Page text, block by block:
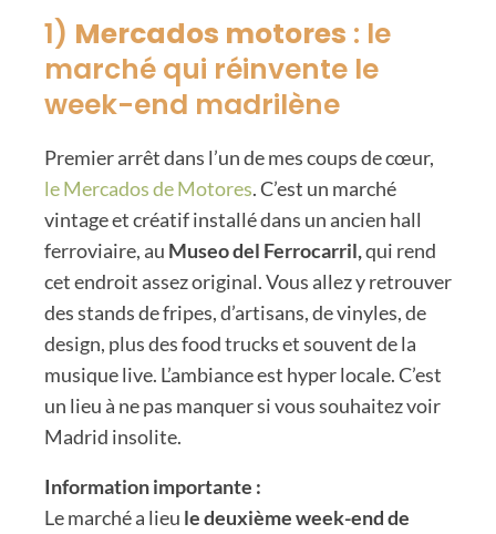
1) Mercados motores : le
marché qui réinvente le
week-end madrilène
Premier arrêt dans l’un de mes coups de cœur,
le Mercados de Motores. C’est un marché
vintage et créatif installé dans un ancien hall
ferroviaire, au Museo del Ferrocarril,qui rend
cet endroit assez original. Vous allez y retrouver
des stands de fripes, d’artisans, de vinyles, de
design, plus des food trucks et souvent de la
musique live. L’ambiance est hyper locale. C’est
un lieu à ne pas manquer si vous souhaitez voir
Madrid insolite.
Information importante :
Le marché a lieu le deuxième week-end de